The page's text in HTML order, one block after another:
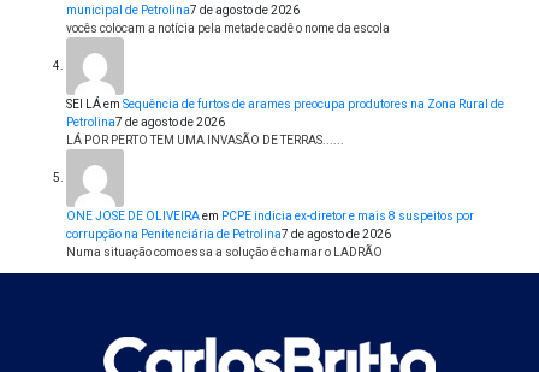
municipal de Petrolina7 de agosto de 2026
vocês colocam a notícia pela metade cadê o nome da escola
SEI LÁem Sequência de furtos de arames preocupa produtores na Zona Rural de
Petrolina7 de agosto de 2026
LÁ POR PERTO TEM UMA INVASÃO DE TERRAS......
ONE JOSE DE OLIVEIRAem PCPE indicia ex-diretor e mais 8 suspeitos por
corrupção na Penitenciária de Petrolina7 de agosto de 2026
Numa situação como essa a solução é chamar o LADRÃO